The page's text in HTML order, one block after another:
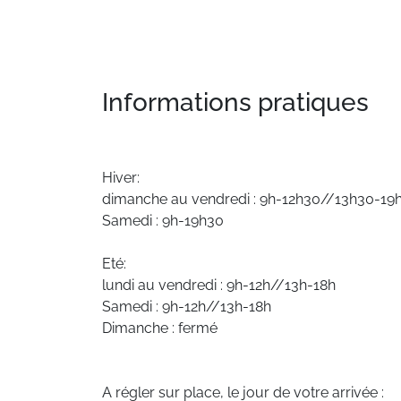
Informations pratiques
Hiver:
dimanche au vendredi : 9h-12h30//13h30-
Samedi : 9h-19h30
Eté:
lundi au vendredi : 9h-12h//13h-18h
Samedi : 9h-12h//13h-18h
Dimanche : fermé
A régler sur place, le jour de votre arrivée :